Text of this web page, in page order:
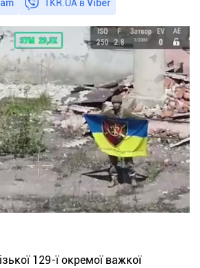
1KR.UA вViber
129-ї окремої важкої